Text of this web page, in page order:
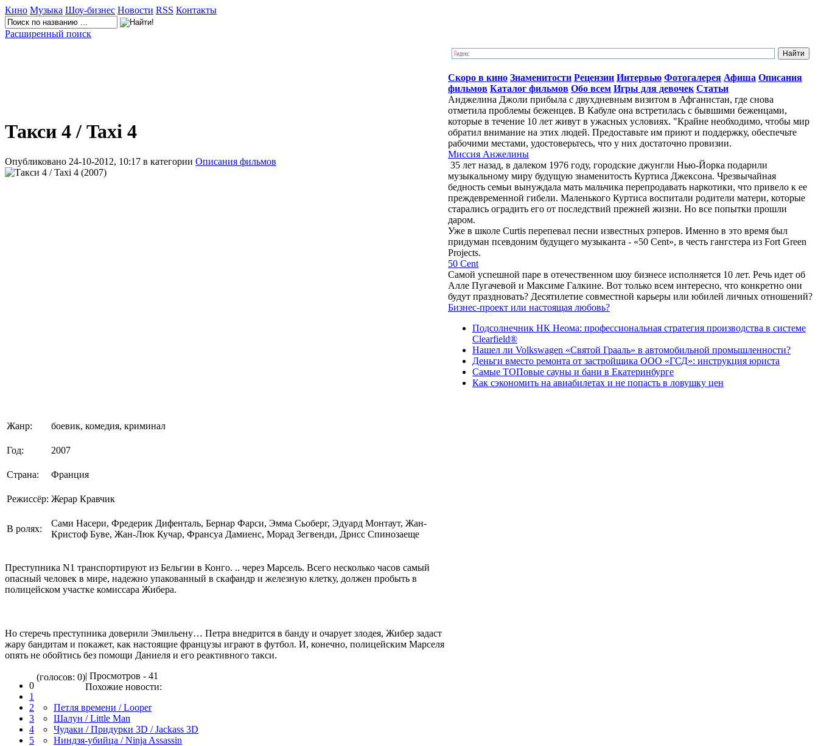
Кино Музыка Шоу-бизнес Новости RSS Контакты
Расширенный поиск
Такси 4 / Taxi 4
Опубликовано 24-10-2012, 10:17 в категории Описания фильмов
Жанр: боевик, комедия, криминал
Год: 2007
Страна: Франция
Режиссёр: Жерар Кравчик
В ролях:
Сами Насери, Фредерик Дифенталь, Бернар Фарси, Эмма Сьоберг, Эдуард Монтаут, Жан-
Кристоф Буве, Жан-Люк Кучар, Франсуа Дамиенс, Морад Зегвенди, Дрисс Спинозаеще
Преступника N1 транспортируют из Бельгии в Конго. .. через Марсель. Всего несколько часов самый
опасный человек в мире, надежно упакованный в скафандр и железную клетку, должен пробыть в
полицейском участке комиссара Жибера.
Но стеречь преступника доверили Эмильену… Петра внедрится в банду и очарует злодея, Жибер задаст
жару бандитам и покажет, как настоящие французы играют в футбол. И, конечно, полицейским Марселя
опять не обойтись без помощи Даниеля и его реактивного такси.
0
1
2
3
4
5
(голосов: 0)| Просмотров - 41
Похожие новости:
Петля времени / Looper
Шалун / Little Man
Чудаки / Придурки 3D / Jackass 3D
Ниндзя-убийца / Ninja Assassin
Скоро в кино Знаменитости Рецензии Интервью Фотогалерея Афиша Описания
фильмов Каталог фильмов Обо всем Игры для девочек Статьи
Анджелина Джоли прибыла с двухдневным визитом в Афганистан, где снова
отметила проблемы беженцев. В Кабуле она встретилась с бывшими беженцами,
которые в течение 10 лет живут в ужасных условиях. "Крайне необходимо, чтобы мир
обратил внимание на этих людей. Предоставьте им приют и поддержку, обеспечьте
рабочими местами, удостоверьтесь, что у них достаточно провизии.
Миссия Анжелины
35 лет назад, в далеком 1976 году, городские джунгли Нью-Йорка подарили
музыкальному миру будущую знаменитость Куртиса Джексона. Чрезвычайная
бедность семьи вынуждала мать мальчика перепродавать наркотики, что привело к ее
преждевременной гибели. Маленького Куртиса воспитали родители матери, которые
старались оградить его от последствий прежней жизни. Но все попытки прошли
даром.
Уже в школе Curtis перепевал песни известных рэперов. Именно в это время был
придуман псевдоним будущего музыканта - «50 Cent», в честь гангстера из Fort Green
Projects.
50 Cent
Самой успешной паре в отечественном шоу бизнесе исполняется 10 лет. Речь идет об
Алле Пугачевой и Максиме Галкине. Вот только всем интересно, что конкретно они
будут праздновать? Десятилетие совместной карьеры или юбилей личных отношений?
Бизнес-проект или настоящая любовь?
Подсолнечник НК Неома: профессиональная стратегия производства в системе
Clearfield®
Нашел ли Volkswagen «Святой Грааль» в автомобильной промышленности?
Деньги вместо ремонта от застройщика ООО «ГСД»: инструкция юриста
Самые ТОПовые сауны и бани в Екатеринбурге
Как сэкономить на авиабилетах и не попасть в ловушку цен